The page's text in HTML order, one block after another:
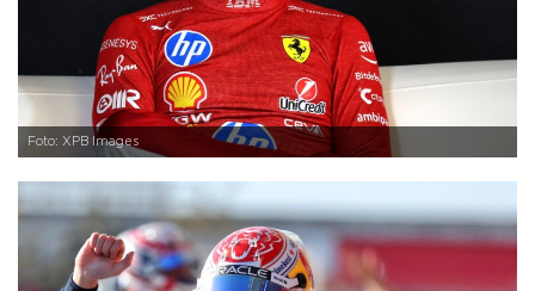
Foto: XPB Images